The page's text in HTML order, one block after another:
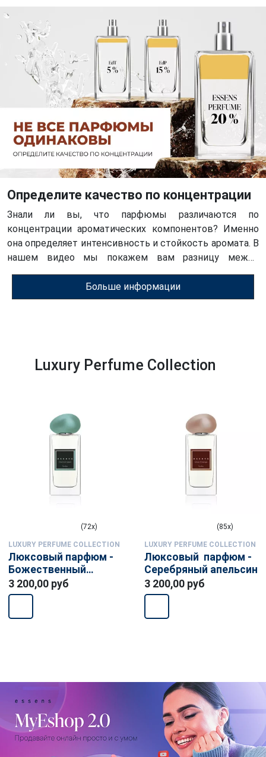
Определите качество по концентрации
Знали ли вы, что парфюмы различаются по
концентрации ароматических компонентов? Именно
она определяет интенсивность и стойкость аромата. В
нашем видео мы покажем вам разницу между
туалетной водой, парфюмированной водой и
парфюмами ESSENS – убедитесь в их качестве сами!
Больше информации
Luxury Perfume Collection
(72x)
LUXURY PERFUME COLLECTION
Люксовый парфюм -
Божественный
зелёный
3 200,00 руб
(85x)
LUXURY PERFUME COLLECTION
Люксовый парфюм -
Серебряный апельсин
3 200,00 руб